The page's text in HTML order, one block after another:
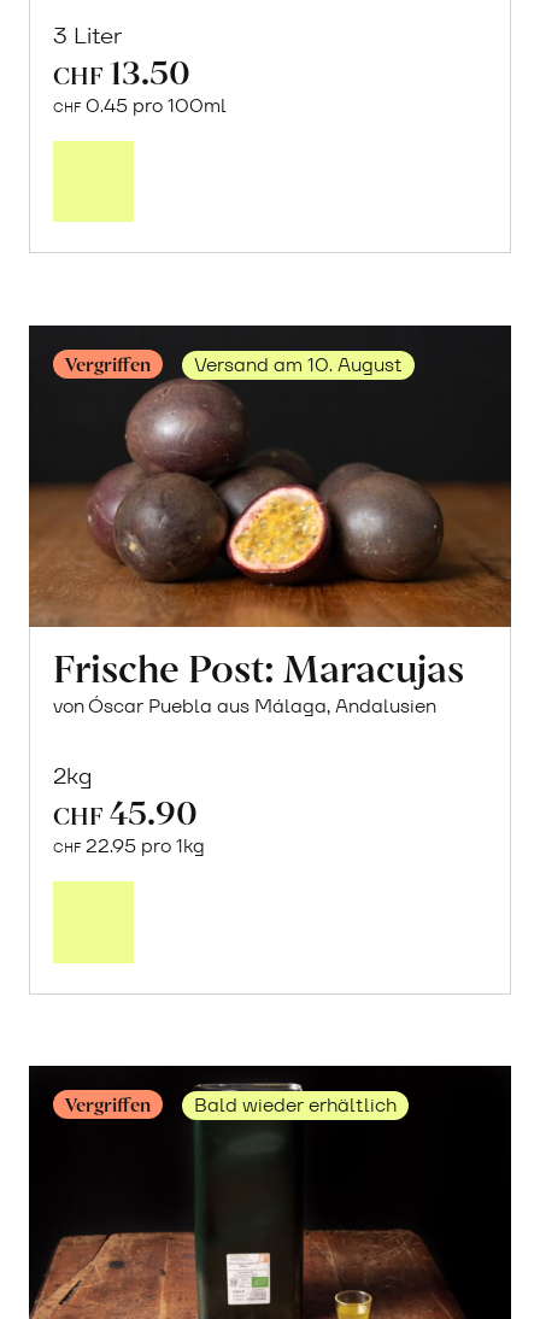
3 Liter
CHF 13.50
CHF 0.45 pro 100ml
Vergriffen Versand am 10. August
Frische Post: Maracujas
von Óscar Puebla aus Málaga, Andalusien
2kg
CHF 45.90
CHF 22.95 pro 1kg
Maracujas
Vergriffen Bald wieder erhältlich